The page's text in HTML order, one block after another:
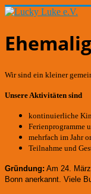
Wir sind ein kleiner
Unsere Aktivitäten sind
kontinuierliche
Ferienprogramme
mehrfach im Jahr
Teilnahme und
Gründung: Am 24.
Bonn anerkannt. Viele